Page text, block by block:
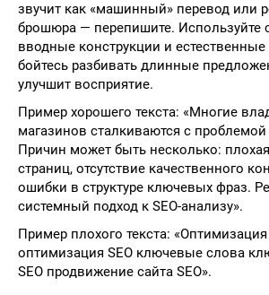
звучит как «машинный» перевод или
брошюра — перепишите. Используйте
вводные конструкции и
бойтесь разбивать длинные
улучшит восприятие.
Пример хорошего текста: «Многие
магазинов сталкиваются с
Причин может быть несколько:
страниц, отсутствие качественного
ошибки в структуре ключевых фраз.
системный подход к SEO-анализу».
Пример плохого текста: «Оптимизация
оптимизация SEO ключевые слова
SEO продвижение сайта SEO».